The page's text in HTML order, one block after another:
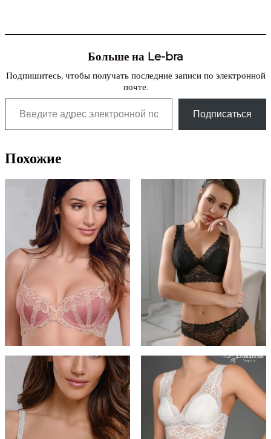
Больше на Le-bra
Подпишитесь, чтобы получать последние записи по электронной
почте.
Введите адрес электронной почты…
Подписаться
Похожие